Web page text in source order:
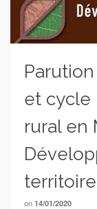
et cycle
rural en
on 14/01/2020